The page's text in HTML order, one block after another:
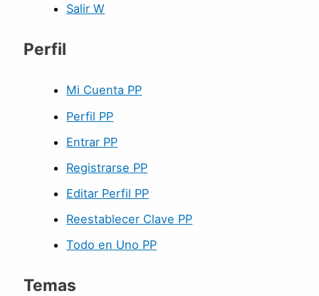
Salir W
Perfil
Mi Cuenta PP
Perfil PP
Entrar PP
Registrarse PP
Editar Perfil PP
Reestablecer Clave PP
Todo en Uno PP
Temas